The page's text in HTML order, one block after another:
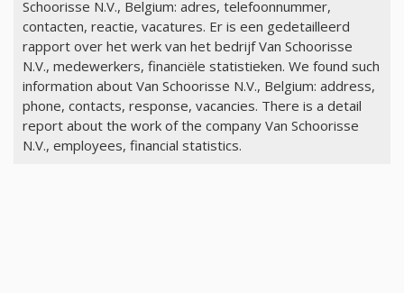
Schoorisse N.V., Belgium: adres, telefoonnummer,
contacten, reactie, vacatures. Er is een gedetailleerd
rapport over het werk van het bedrijf Van Schoorisse
N.V., medewerkers, financiële statistieken. We found such
information about Van Schoorisse N.V., Belgium: address,
phone, contacts, response, vacancies. There is a detail
report about the work of the company Van Schoorisse
N.V., employees, financial statistics.